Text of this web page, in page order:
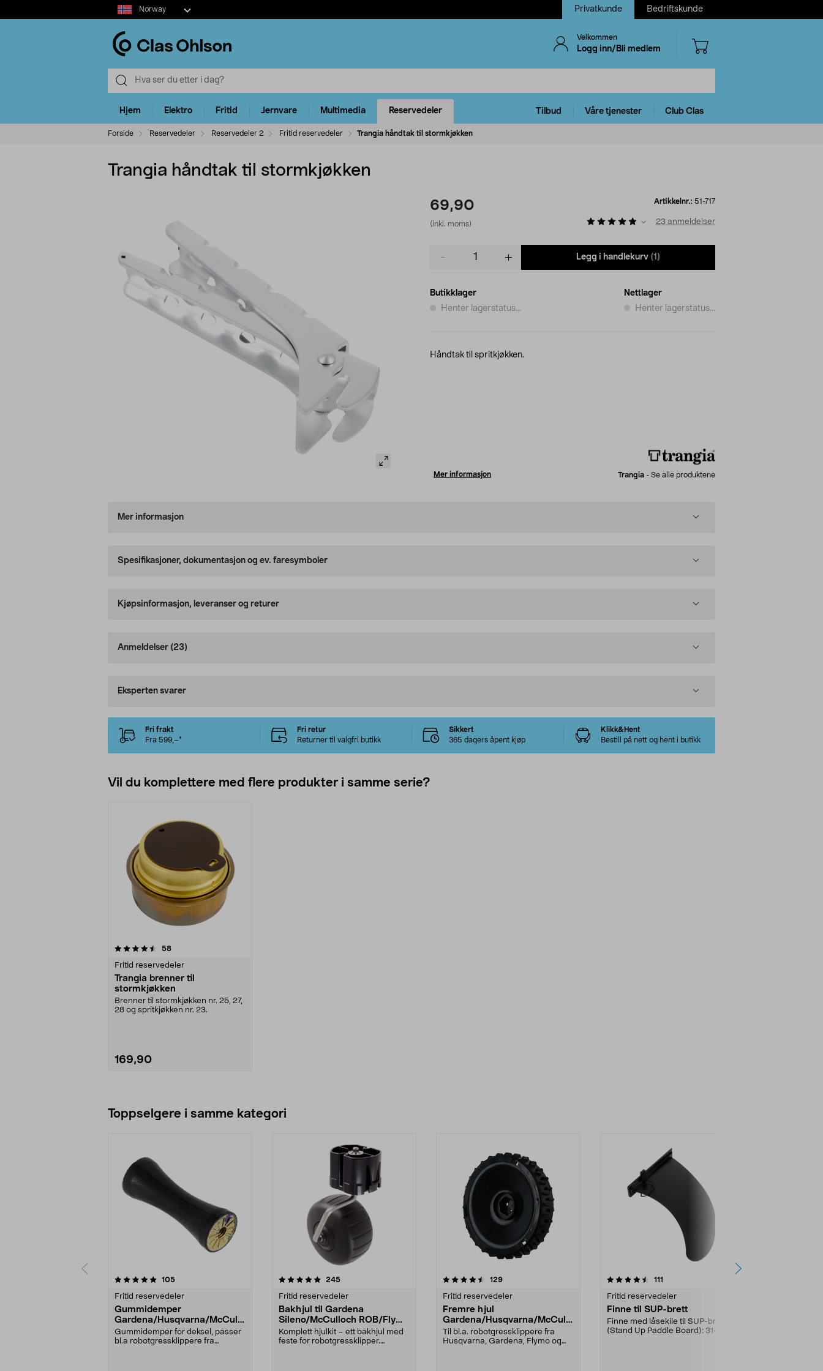
Select
market
Norway Privatkunde Bedriftskunde
Velkommen
Logg inn/Bli medlem
Hjem Elektro Fritid Jernvare Multimedia Reservedeler Tilbud Våre tjenester Club Clas
Forside Reservedeler Reservedeler 2 Fritid reservedeler Trangia håndtak til stormkjøkken
Trangia håndtak til stormkjøkken
69,90
(inkl. moms)
Artikkelnr.: 51-717
23 anmeldelser
Legg i handlekurv (1)
Butikklager
Henter lagerstatus...
Nettlager
Henter lagerstatus...
Håndtak til spritkjøkken.
Mer informasjon Trangia - Se alle produktene
Mer informasjon
Spesifikasjoner, dokumentasjon og ev. faresymboler
Kjøpsinformasjon, leveranser og returer
Anmeldelser (23)
Eksperten svarer
Fri frakt
Fra 599,–*
Fri retur
Returner til valgfri butikk
Sikkert
365 dagers åpent kjøp
Klikk&Hent
Bestill på nett og hent i butikk
Vil du komplettere med flere produkter i samme serie?
58anmeldelser
Fritid reservedeler
Trangia brenner til
stormkjøkken
Brenner til stormkjøkken nr. 25, 27,
28 og spritkjøkken nr. 23.
169,90
Toppselgere i samme kategori
105anmeldelser
Fritid reservedeler
Gummidemper
Gardena/Husqvarna/McCullo
ch/Flymo
Gummidemper for deksel, passer
bl.a robotgressklippere fra
5.0 av 5 stjerner 245anmeldelser
Fritid reservedeler
Bakhjul til Gardena
Sileno/McCulloch ROB/Flymo
Easilife
Komplett hjulkit – ett bakhjul med
feste for robotgressklipper.
4.5 av 5 stjerner 129anmeldelser
Fritid reservedeler
Fremre hjul
Gardena/Husqvarna/McCullo
ch/Flymo
Til bl.a. robotgressklippere fra
Husqvarna, Gardena, Flymo og
4.5 av 5 stjerner 111
Fritid reservedeler
Finne til SUP-brett
Finne med låsekile til SUP-brett
(Stand Up Paddle Board): 31-
5.0 av 5 stjerner